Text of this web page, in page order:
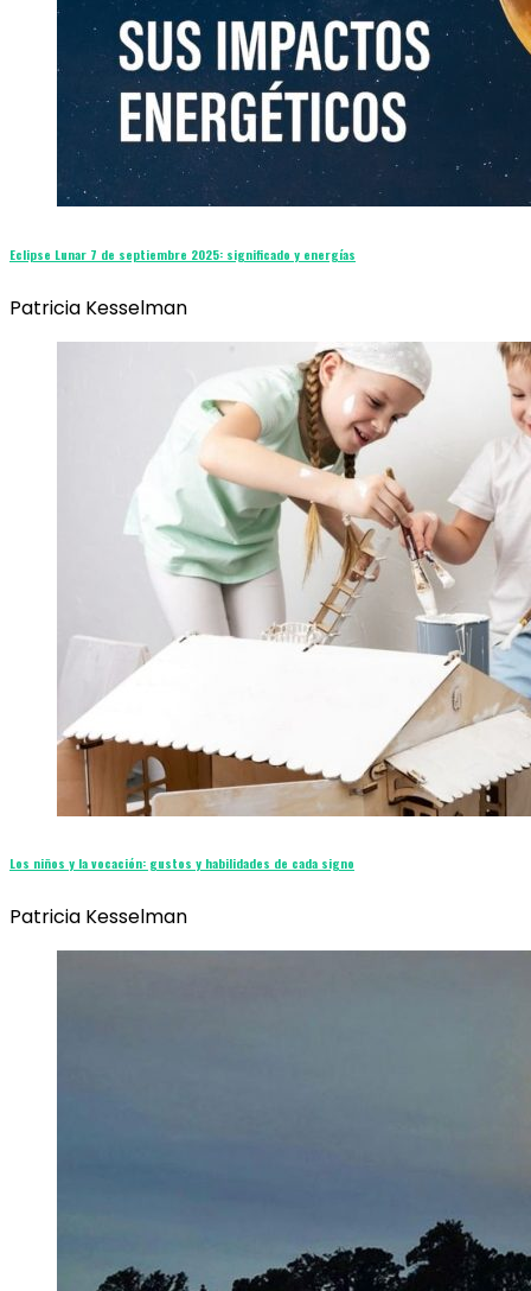
Eclipse Lunar 7 de septiembre 2025: significado y energías
Patricia Kesselman
Los niños y la vocación: gustos y habilidades de cada signo
Patricia Kesselman